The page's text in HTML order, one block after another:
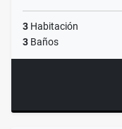
3 Habitación
3 Baños